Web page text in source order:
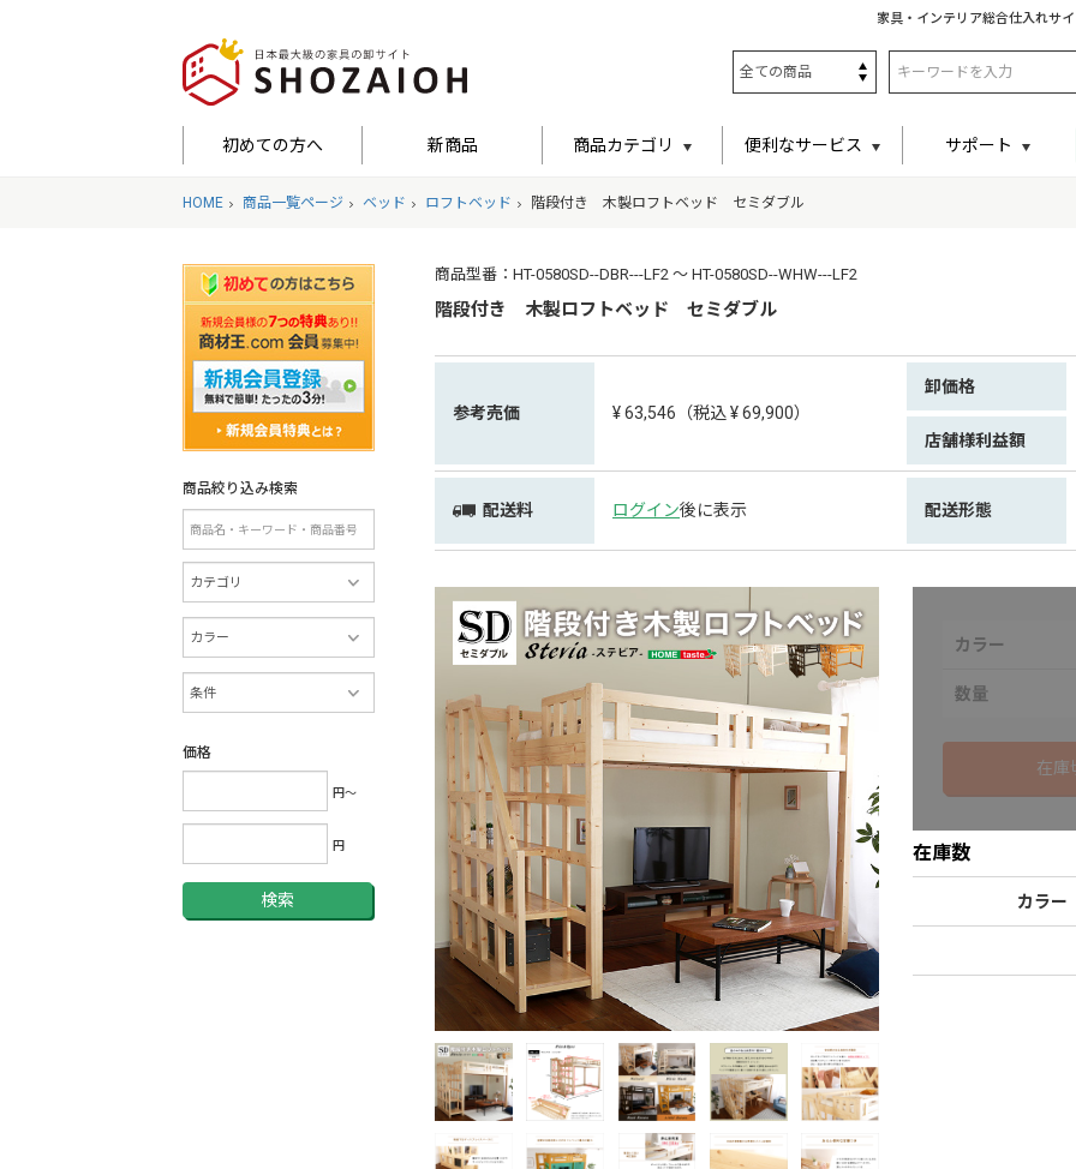
家具・インテリア総合仕入れサイ
初めての方へ 新商品 商品カテゴリ 便利なサービス サポート
HOME 商品一覧ページ ベッド ロフトベッド 階段付き 木製ロフトベッド セミダブル
商品絞り込み検索
価格
円～
円
検索
商品型番：HT-0580SD--DBR---LF2 ～ HT-0580SD--WHW---LF2
階段付き 木製ロフトベッド セミダブル
参考売価 ¥ 63,546（税込 ¥ 69,900）
卸価格
店舗様利益額
配送料 ログイン後に表示 配送形態
カラー
数量
在庫
在庫数
カラー